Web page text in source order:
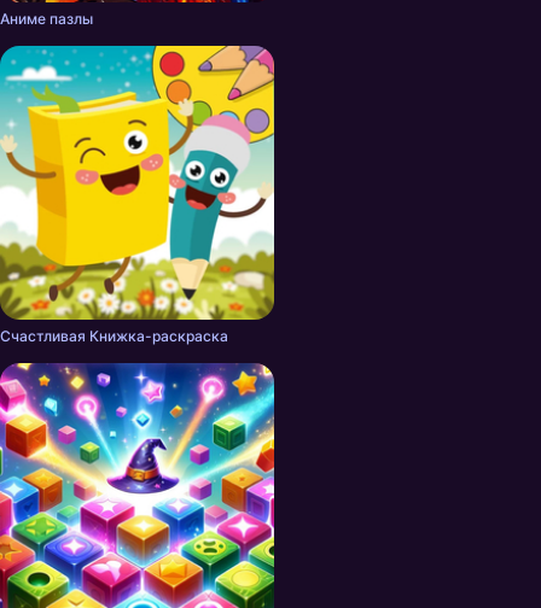
Аниме пазлы
Счастливая Книжка-раскраска